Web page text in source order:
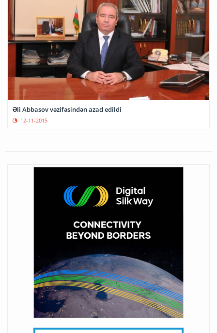
Əli Abbasov vəzifəsindən azad edildi
12-11-2015